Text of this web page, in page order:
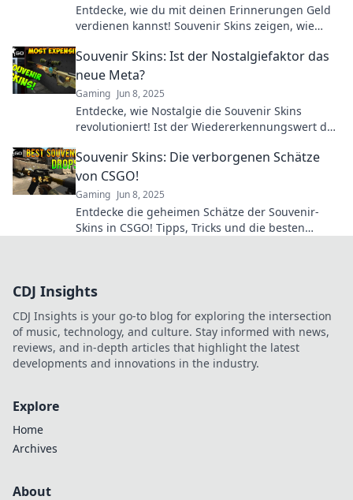
Entdecke, wie du mit deinen Erinnerungen Geld
verdienen kannst! Souvenir Skins zeigen, wie
Souvenir Skins: Ist der Nostalgiefaktor das
neue Meta?
Gaming Jun 8, 2025
Entdecke, wie Nostalgie die Souvenir Skins
revolutioniert! Ist der Wiedererkennungswert der
Souvenir Skins: Die verborgenen Schätze
von CSGO!
Gaming Jun 8, 2025
Entdecke die geheimen Schätze der Souvenir-
Skins in CSGO! Tipps, Tricks und die besten
CDJ Insights
CDJ Insights is your go-to blog for exploring the intersection
of music, technology, and culture. Stay informed with news,
reviews, and in-depth articles that highlight the latest
developments and innovations in the industry.
Explore
Home
Archives
About